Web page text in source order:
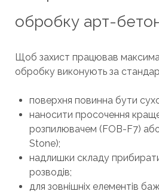
обробку арт-
Щоб захист працював
обробку виконують за
поверхня повинна бути
наносити просочення
розпилювачем (FOB-F7)
Stone);
надлишки складу
розводів;
для зовнішніх елементів